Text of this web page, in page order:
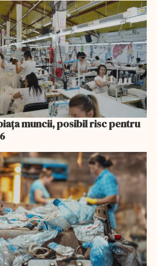
muncii, posibil risc pentru